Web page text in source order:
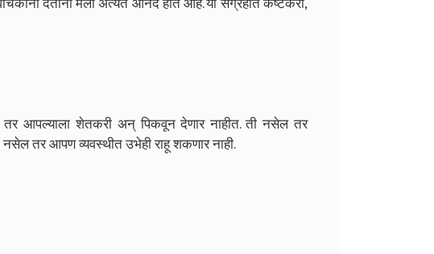
आपल्याला शेतकरी अन् पिकवून देणार नाहीत. ती नसेल तर
नसेल तर आपण व्यवस्थीत उभेही राहू शकणार नाही.